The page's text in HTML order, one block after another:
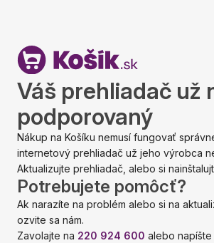
Váš prehliadač už
podporovaný
Nákup na Košíku nemusí fungovať
internetový prehliadač už jeho výrobca
Aktualizujte prehliadač, alebo si
Potrebujete pomôcť?
Ak narazíte na problém alebo si na
ozvite sa nám.
Zavolajte na 220 924 600 alebo napíšte